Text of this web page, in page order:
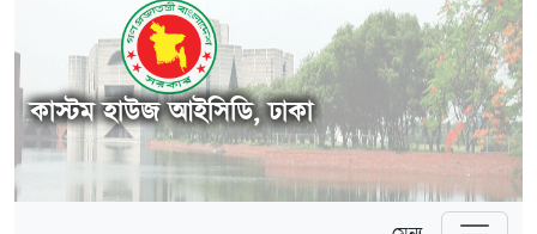
কাস্টম হাউজ আইসিডি, ঢাকা